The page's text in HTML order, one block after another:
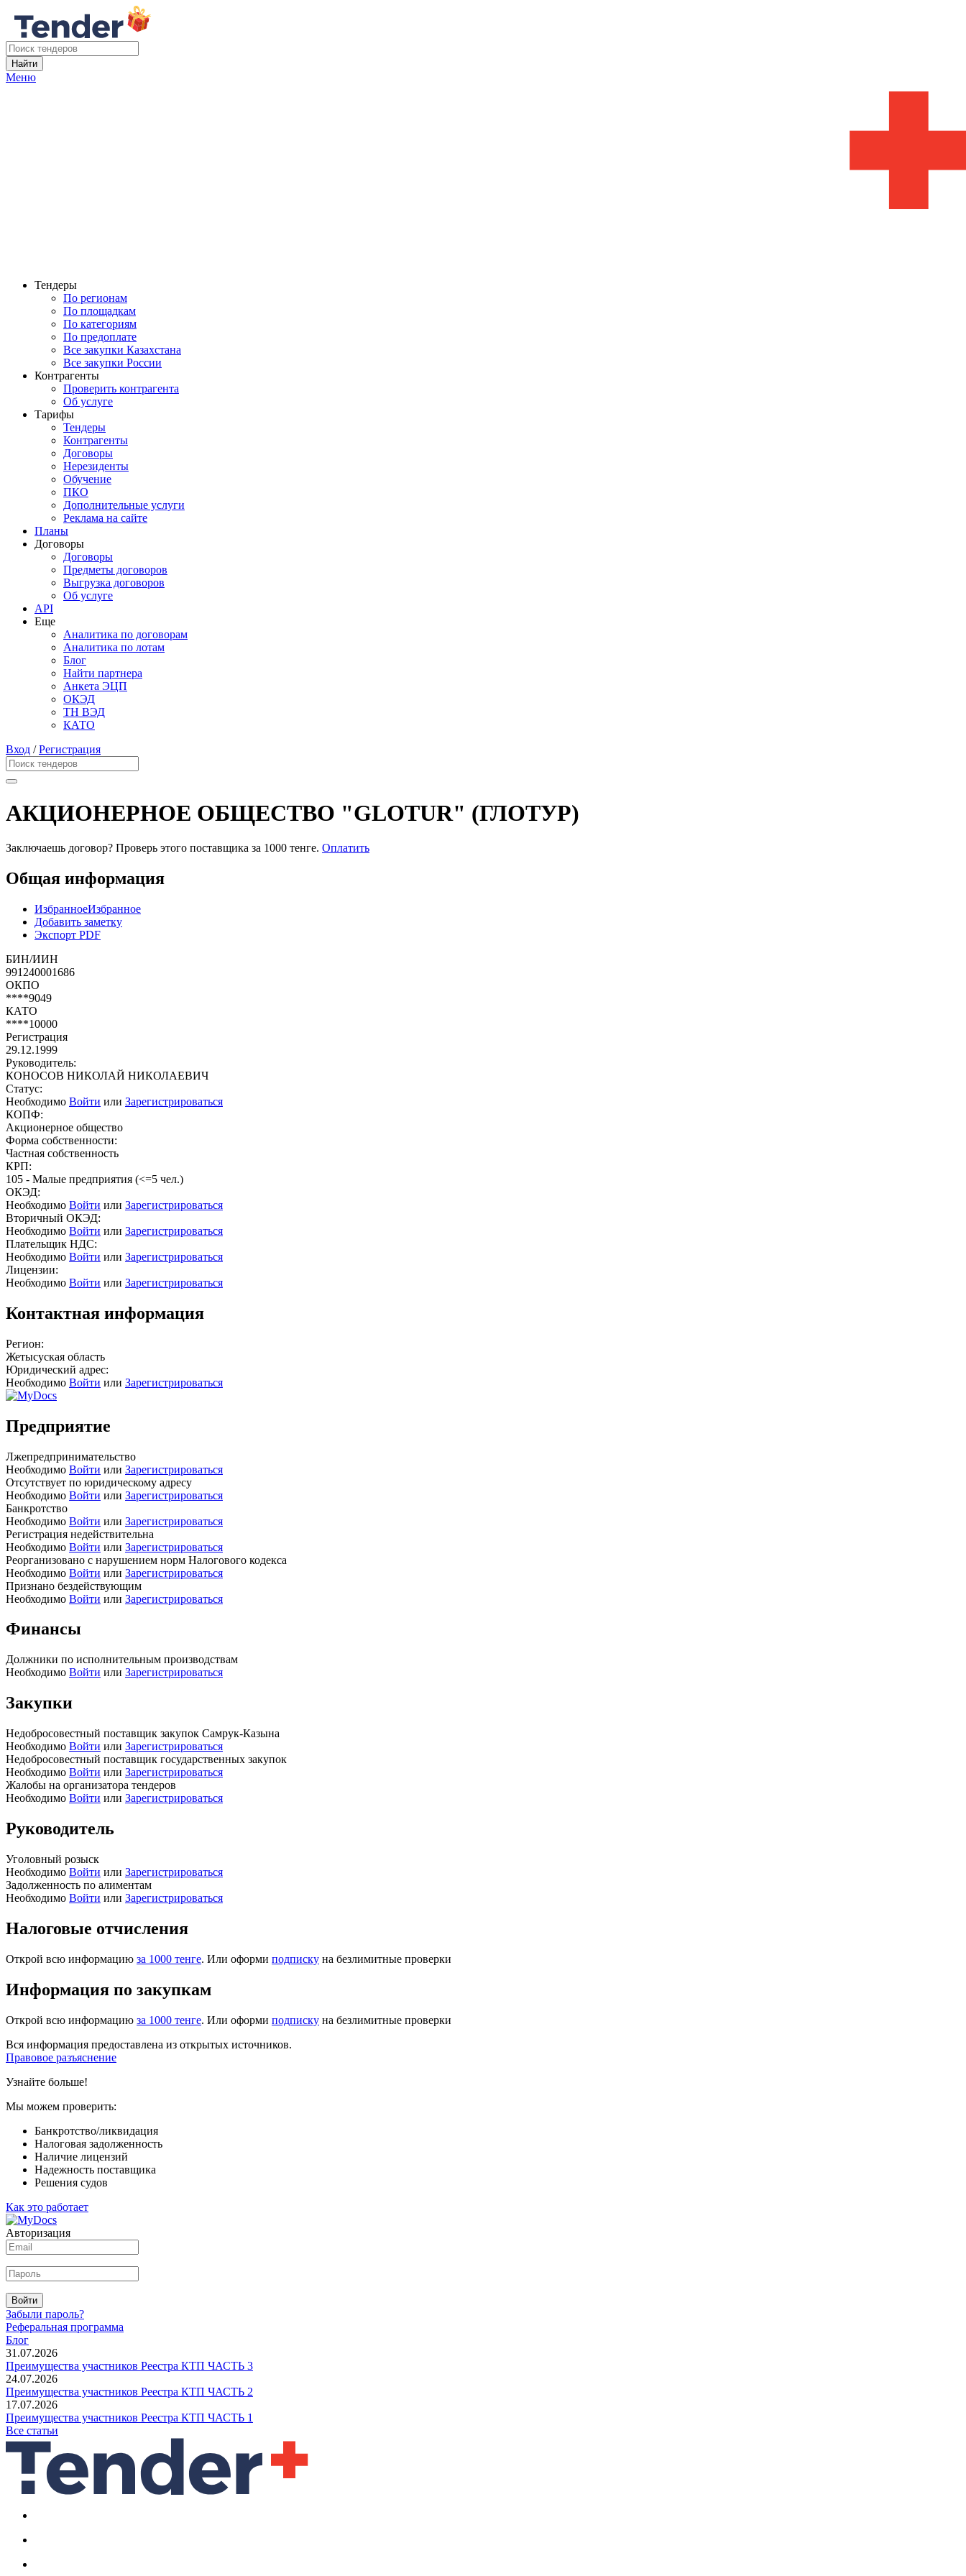
Найти
Меню
Тендеры
По регионам
По площадкам
По категориям
По предоплате
Все закупки Казахстана
Все закупки России
Контрагенты
Проверить контрагента
Об услуге
Тарифы
Тендеры
Контрагенты
Договоры
Нерезиденты
Обучение
ПКО
Дополнительные услуги
Реклама на сайте
Планы
Договоры
Договоры
Предметы договоров
Выгрузка договоров
Об услуге
API
Еще
Аналитика по договорам
Аналитика по лотам
Блог
Найти партнера
Анкета ЭЦП
ОКЭД
ТН ВЭД
КАТО
Вход /Регистрация
АКЦИОНЕРНОЕ ОБЩЕСТВО "GLOTUR" (ГЛОТУР)
Заключаешь договор? Проверь этого поставщика за 1000 тенге. Оплатить
Общая информация
ИзбранноеИзбранное
Добавить заметку
Экспорт PDF
БИН/ИИН
991240001686
ОКПО
****9049
КАТО
****10000
Регистрация
29.12.1999
Руководитель:
КОНОСОВ НИКОЛАЙ НИКОЛАЕВИЧ
Статус:
Необходимо Войти или Зарегистрироваться
КОПФ:
Акционерное общество
Форма собственности:
Частная собственность
КРП:
105 - Малые предприятия (<=5 чел.)
ОКЭД:
Необходимо Войти или Зарегистрироваться
Вторичный ОКЭД:
Необходимо Войти или Зарегистрироваться
Плательщик НДС:
Необходимо Войти или Зарегистрироваться
Лицензии:
Необходимо Войти или Зарегистрироваться
Контактная информация
Регион:
Жетысуская область
Юридический адрес:
Необходимо Войти или Зарегистрироваться
Предприятие
Лжепредпринимательство
Необходимо Войти или Зарегистрироваться
Отсутствует по юридическому адресу
Необходимо Войти или Зарегистрироваться
Банкротство
Необходимо Войти или Зарегистрироваться
Регистрация недействительна
Необходимо Войти или Зарегистрироваться
Реорганизовано с нарушением норм Налогового кодекса
Необходимо Войти или Зарегистрироваться
Признано бездействующим
Необходимо Войти или Зарегистрироваться
Финансы
Должники по исполнительным производствам
Необходимо Войти или Зарегистрироваться
Закупки
Недобросовестный поставщик закупок Самрук-Казына
Необходимо Войти или Зарегистрироваться
Недобросовестный поставщик государственных закупок
Необходимо Войти или Зарегистрироваться
Жалобы на организатора тендеров
Необходимо Войти или Зарегистрироваться
Руководитель
Уголовный розыск
Необходимо Войти или Зарегистрироваться
Задолженность по алиментам
Необходимо Войти или Зарегистрироваться
Налоговые отчисления
Открой всю информацию за 1000 тенге. Или оформи подписку на безлимитные проверки
Информация по закупкам
Открой всю информацию за 1000 тенге. Или оформи подписку на безлимитные проверки
Вся информация предоставлена из открытых источников.
Правовое разъяснение
Узнайте больше!
Мы можем проверить:
Банкротство/ликвидация
Налоговая задолженность
Наличие лицензий
Надежность поставщика
Решения судов
Как это работает
Авторизация
Войти
Забыли пароль?
Реферальная программа
Блог
31.07.2026
Преимущества участников Реестра КТП ЧАСТЬ 3
24.07.2026
Преимущества участников Реестра КТП ЧАСТЬ 2
17.07.2026
Преимущества участников Реестра КТП ЧАСТЬ 1
Все статьи